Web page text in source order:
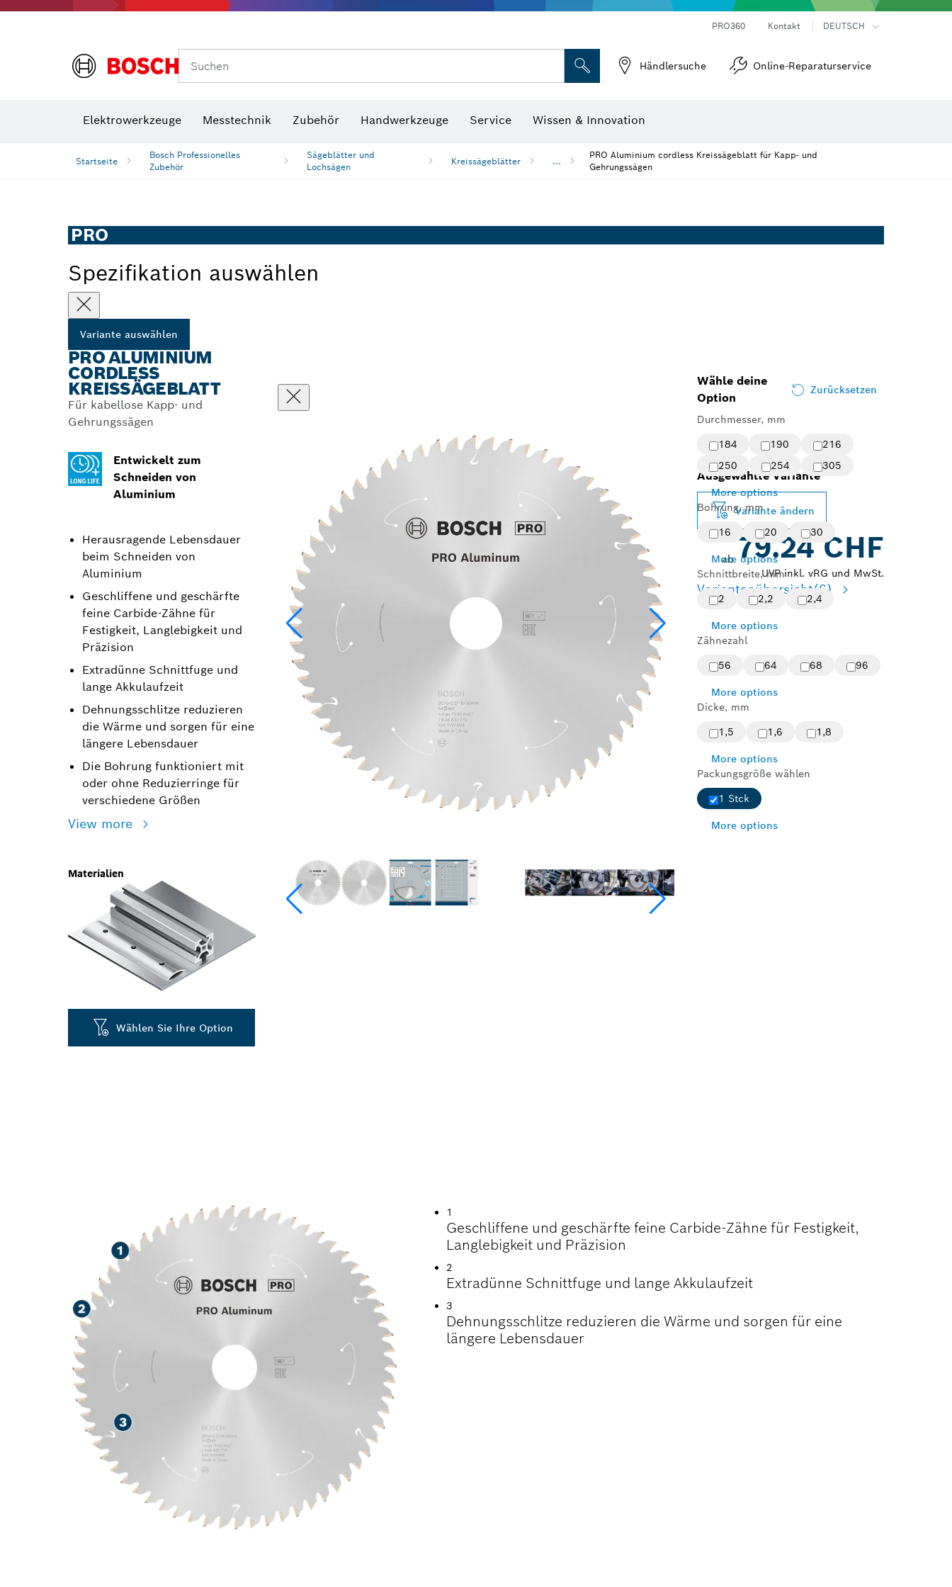
PRO360 Kontakt DEUTSCH
Suchen Händlersuche Online-Reparaturservice
Elektrowerkzeuge Messtechnik Zubehör Handwerkzeuge Service Wissen & Innovation
Startseite
Bosch Professionelles
Zubehör
Sägeblätter und
Lochsägen
Kreissägeblätter ...
PRO Aluminium cordless Kreissägeblatt für Kapp‑ und
Gehrungssägen
PRO
Spezifikation auswählen
Variante auswählen
PRO ALUMINIUM
CORDLESS
KREISSÄGEBLATT
Für kabellose Kapp- und
Gehrungssägen
Entwickelt zum
Schneiden von
Aluminium
Herausragende Lebensdauer
beim Schneiden von
Aluminium
Geschliffene und geschärfte
feine Carbide-Zähne für
Festigkeit, Langlebigkeit und
Präzision
Extradünne Schnittfuge und
lange Akkulaufzeit
Dehnungsschlitze reduzieren
die Wärme und sorgen für eine
längere Lebensdauer
Die Bohrung funktioniert mit
oder ohne Reduzierringe für
verschiedene Größen
View more
Materialien
Wählen Sie Ihre Option
Wähle deine
Option
Zurücksetzen
Durchmesser, mm
184
190
216
250
254 305
More options
Bohrung, mm
16
20 30
More options
Schnittbreite, mm
2
2,2 2,4
More options
Zähnezahl
56
64 68 96
More options
Dicke, mm
1,5
1,6 1,8
More options
Packungsgröße wählen
1 Stck
More options
Ausgewählte Variante
Variante ändern
ab79.24 CHF
UVP inkl. vRG und MwSt.
Variantenübersicht(6)
1
Geschliffene und geschärfte feine Carbide-Zähne für Festigkeit,
Langlebigkeit und Präzision
2
Extradünne Schnittfuge und lange Akkulaufzeit
3
Dehnungsschlitze reduzieren die Wärme und sorgen für eine
längere Lebensdauer